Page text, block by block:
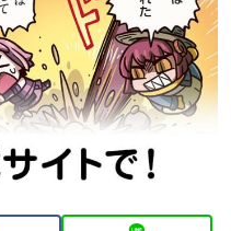
えたのかね実際
弄って欲しい。でも新し
も
が杉谷さんとエウエウ、
弄って欲しい。でも新し